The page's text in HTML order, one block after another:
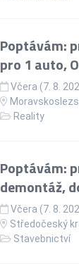
Poptávám:
pro 1 auto,
Včera (7. 8.
Reality
Poptávám:
demontáž,
Včera (7. 8.
Středočeský
Stavebnictví